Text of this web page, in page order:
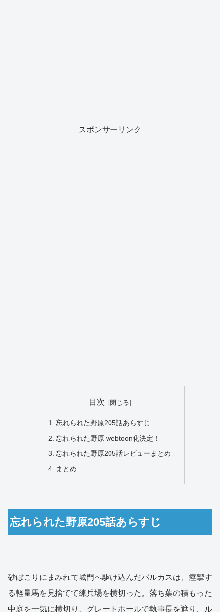
スポンサーリンク
目次
忘れられた野原205話あらすじ
忘れられた野原 webtoon化決定！
忘れられた野原205話レビューまとめ
まとめ
忘れられた野原205話あらすじ
砂ぼこりにまみれて城門へ駆け込んだバルカスは、痙攣す
る軽量馬を見捨てて練兵場を横切った。落ち葉の積もった
中庭を一気に横切り、グレートホールで執事長を遮り、ル